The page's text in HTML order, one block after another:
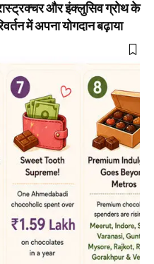
और इंक्लुसिव ग्रोथ के
में अपना योगदान बढ़ाया